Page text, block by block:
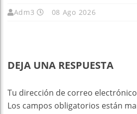
Adm3 08 Ago 2026
DEJA UNA RESPUESTA
Tu dirección de correo
Los campos obligatorios están